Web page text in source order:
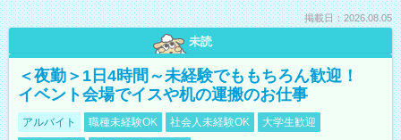
掲載日：2026.08.05
未読
＜夜勤＞1日4時間～未経験でももちろん歓迎！
イベント会場でイスや机の運搬のお仕事
アルバイト 職種未経験OK 社会人未経験OK
大学生歓迎